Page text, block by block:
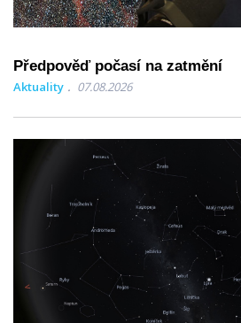
Předpověď počasí na zatmění
Aktuality 07.08.2026